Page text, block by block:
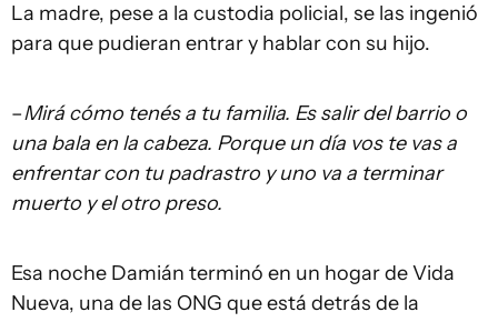
La madre, pese a la custodia policial, se las ingenió
para que pudieran entrar y hablar con su hijo.
–Mirá cómo tenés a tu familia. Es salir del barrio o
una bala en la cabeza. Porque un día vos te vas a
enfrentar con tu padrastro y uno va a terminar
muerto y el otro preso.
Esa noche Damián terminó en un hogar de Vida
Nueva, una de las ONG que está detrás de la